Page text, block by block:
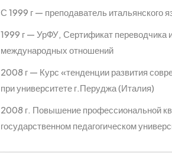
С 1999 г — преподаватель итальянского
1999 г — УрФУ, Сертификат переводчика
международных отношений
2008 г — Курс «тенденции развития
при университете г.Перуджа (Италия)
2008 г. Повышение профессиональной
государственном педагогическом